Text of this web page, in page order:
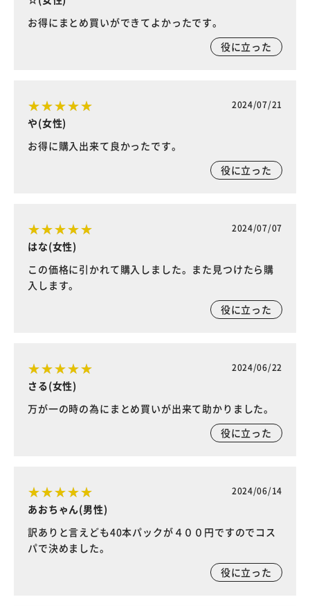
お得にまとめ買いができてよかったです。
役に立った
2024/07/21
や(女性)
お得に購入出来て良かったです。
役に立った
2024/07/07
はな(女性)
この価格に引かれて購入しました。また見つけたら購
入します。
役に立った
2024/06/22
さる(女性)
万が一の時の為にまとめ買いが出来て助かりました。
役に立った
2024/06/14
あおちゃん(男性)
訳ありと言えども40本パックが４００円ですのでコス
パで決めました。
役に立った